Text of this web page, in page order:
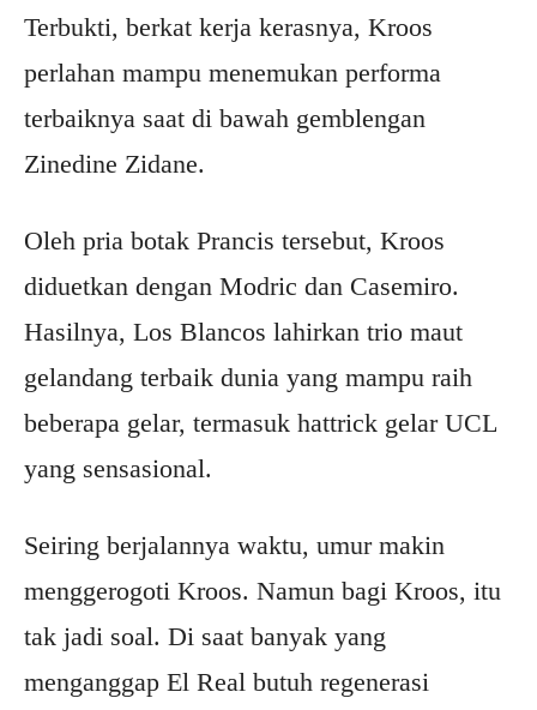
Terbukti, berkat kerja kerasnya, Kroos
perlahan mampu menemukan performa
terbaiknya saat di bawah gemblengan
Zinedine Zidane.
Oleh pria botak Prancis tersebut, Kroos
diduetkan dengan Modric dan Casemiro.
Hasilnya, Los Blancos lahirkan trio maut
gelandang terbaik dunia yang mampu raih
beberapa gelar, termasuk hattrick gelar UCL
yang sensasional.
Seiring berjalannya waktu, umur makin
menggerogoti Kroos. Namun bagi Kroos, itu
tak jadi soal. Di saat banyak yang
menganggap El Real butuh regenerasi